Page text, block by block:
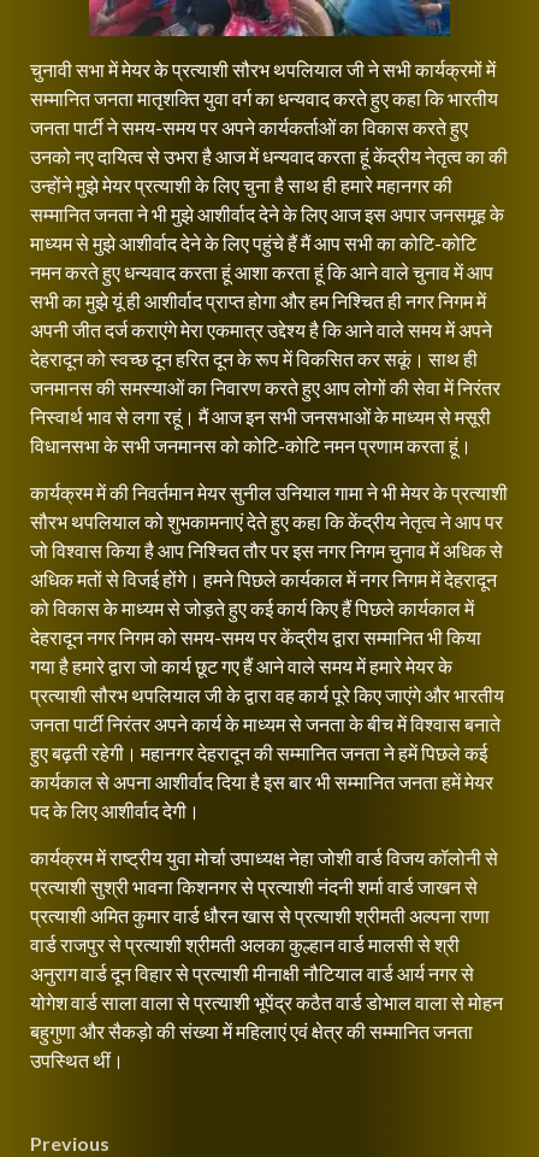
चुनावी सभा में मेयर के प्रत्याशी सौरभ थपलियाल जी ने सभी कार्यक्रमों में
सम्मानित जनता मातृशक्ति युवा वर्ग का धन्यवाद करते हुए कहा कि भारतीय
जनता पार्टी ने समय-समय पर अपने कार्यकर्ताओं का विकास करते हुए
उनको नए दायित्व से उभरा है आज में धन्यवाद करता हूं केंद्रीय नेतृत्व का की
उन्होंने मुझे मेयर प्रत्याशी के लिए चुना है साथ ही हमारे महानगर की
सम्मानित जनता ने भी मुझे आशीर्वाद देने के लिए आज इस अपार जनसमूह के
माध्यम से मुझे आशीर्वाद देने के लिए पहुंचे हैं मैं आप सभी का कोटि-कोटि
नमन करते हुए धन्यवाद करता हूं आशा करता हूं कि आने वाले चुनाव में आप
सभी का मुझे यूं ही आशीर्वाद प्राप्त होगा और हम निश्चित ही नगर निगम में
अपनी जीत दर्ज कराएंगे मेरा एकमात्र उद्देश्य है कि आने वाले समय में अपने
देहरादून को स्वच्छ दून हरित दून के रूप में विकसित कर सकूं। साथ ही
जनमानस की समस्याओं का निवारण करते हुए आप लोगों की सेवा में निरंतर
निस्वार्थ भाव से लगा रहूं। मैं आज इन सभी जनसभाओं के माध्यम से मसूरी
विधानसभा के सभी जनमानस को कोटि-कोटि नमन प्रणाम करता हूं।
कार्यक्रम में की निवर्तमान मेयर सुनील उनियाल गामा ने भी मेयर के प्रत्याशी
सौरभ थपलियाल को शुभकामनाएं देते हुए कहा कि केंद्रीय नेतृत्व ने आप पर
जो विश्वास किया है आप निश्चित तौर पर इस नगर निगम चुनाव में अधिक से
अधिक मतों से विजई होंगे। हमने पिछले कार्यकाल में नगर निगम में देहरादून
को विकास के माध्यम से जोड़ते हुए कई कार्य किए हैं पिछले कार्यकाल में
देहरादून नगर निगम को समय-समय पर केंद्रीय द्वारा सम्मानित भी किया
गया है हमारे द्वारा जो कार्य छूट गए हैं आने वाले समय में हमारे मेयर के
प्रत्याशी सौरभ थपलियाल जी के द्वारा वह कार्य पूरे किए जाएंगे और भारतीय
जनता पार्टी निरंतर अपने कार्य के माध्यम से जनता के बीच में विश्वास बनाते
हुए बढ़ती रहेगी। महानगर देहरादून की सम्मानित जनता ने हमें पिछले कई
कार्यकाल से अपना आशीर्वाद दिया है इस बार भी सम्मानित जनता हमें मेयर
पद के लिए आशीर्वाद देगी।
कार्यक्रम में राष्ट्रीय युवा मोर्चा उपाध्यक्ष नेहा जोशी वार्ड विजय कॉलोनी से
प्रत्याशी सुश्री भावना किशनगर से प्रत्याशी नंदनी शर्मा वार्ड जाखन से
प्रत्याशी अमित कुमार वार्ड धौरन खास से प्रत्याशी श्रीमती अल्पना राणा
वार्ड राजपुर से प्रत्याशी श्रीमती अलका कुल्हान वार्ड मालसी से श्री
अनुराग वार्ड दून विहार से प्रत्याशी मीनाक्षी नौटियाल वार्ड आर्य नगर से
योगेश वार्ड साला वाला से प्रत्याशी भूपेंद्र कठैत वार्ड डोभाल वाला से मोहन
बहुगुणा और सैकड़ो की संख्या में महिलाएं एवं क्षेत्र की सम्मानित जनता
उपस्थित थीं।
Continue
Previous